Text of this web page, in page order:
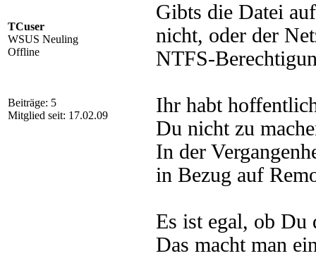
TCuser
WSUS Neuling
Offline
Beiträge: 5
Mitglied seit: 17.02.09
Gibts die Datei
nicht, oder der
NTFS-
Ihr habt
Du nicht zu
In der
in Bezug auf
Es ist egal, ob Du
Das macht man